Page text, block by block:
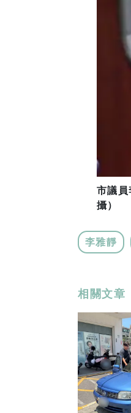
市議
攝）
李雅靜
相關文章